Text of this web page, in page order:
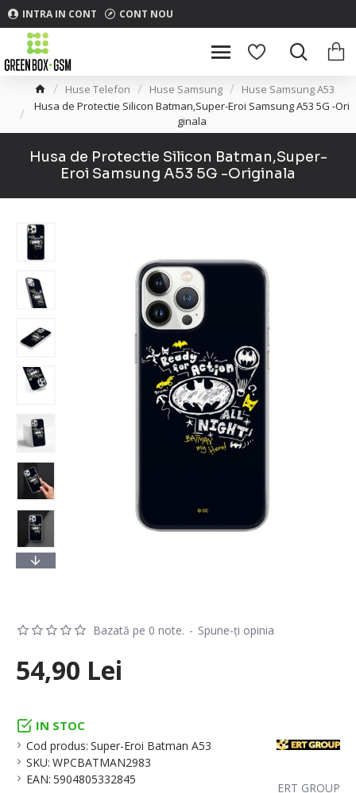
INTRA IN CONT CONT NOU
Huse Telefon Huse Samsung
Huse Samsung A53
Husa de Protectie Silicon Batman,Super-Eroi Samsung A53 5G -Ori
ginala
Husa de Protectie Silicon Batman,Super-
Eroi Samsung A53 5G -Originala
IN STOC
Cod produs: Super-Eroi Batman A53
SKU: WPCBATMAN2983
EAN: 5904805332845
ERT GROUP
Bazată pe 0 note. - Spune-ţi opinia
54,90 Lei